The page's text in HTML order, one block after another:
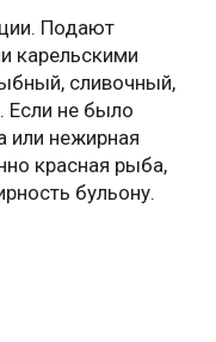
Подают
карельскими
сливочный,
Если не было
или нежирная
красная рыба,
бульону.